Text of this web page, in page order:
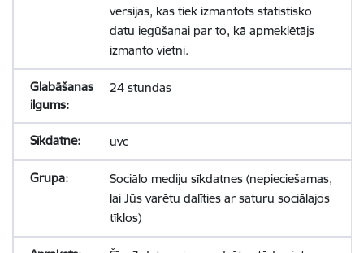
versijas, kas tiek izmantots statistisko
datu iegūšanai par to, kā apmeklētājs
izmanto vietni.
24 stundas
uvc
Sociālo mediju sīkdatnes (nepieciešamas,
lai Jūs varētu dalīties ar saturu sociālajos
tīklos)